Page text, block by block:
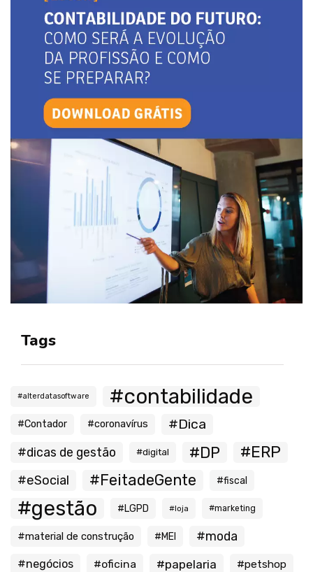
Tags
#alterdatasoftware #contabilidade
#Contador #coronavírus #Dica
#dicas de gestão #digital #DP #ERP
#eSocial #FeitadeGente #fiscal
#gestão #LGPD #loja #marketing
#material de construção #MEI #moda
#negócios #oficina #papelaria #petshop